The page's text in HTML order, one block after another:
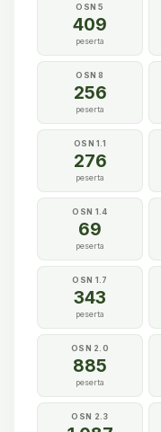
OSN 5
409
peserta
OSN 8
256
peserta
OSN 1.1
276
peserta
OSN 1.4
69
peserta
OSN 1.7
343
peserta
OSN 2.0
885
peserta
OSN 2.3